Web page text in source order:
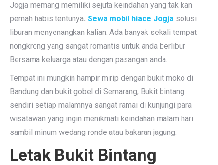
Jogja memang memiliki sejuta keindahan yang tak kan
pernah habis tentunya. Sewa mobil hiace Jogja solusi
liburan menyenangkan kalian. Ada banyak sekali tempat
nongkrong yang sangat romantis untuk anda berlibur
Bersama keluarga atau dengan pasangan anda.
Tempat ini mungkin hampir mirip dengan bukit moko di
Bandung dan bukit gobel di Semarang, Bukit bintang
sendiri setiap malamnya sangat ramai di kunjungi para
wisatawan yang ingin menikmati keindahan malam hari
sambil minum wedang ronde atau bakaran jagung.
Letak Bukit Bintang